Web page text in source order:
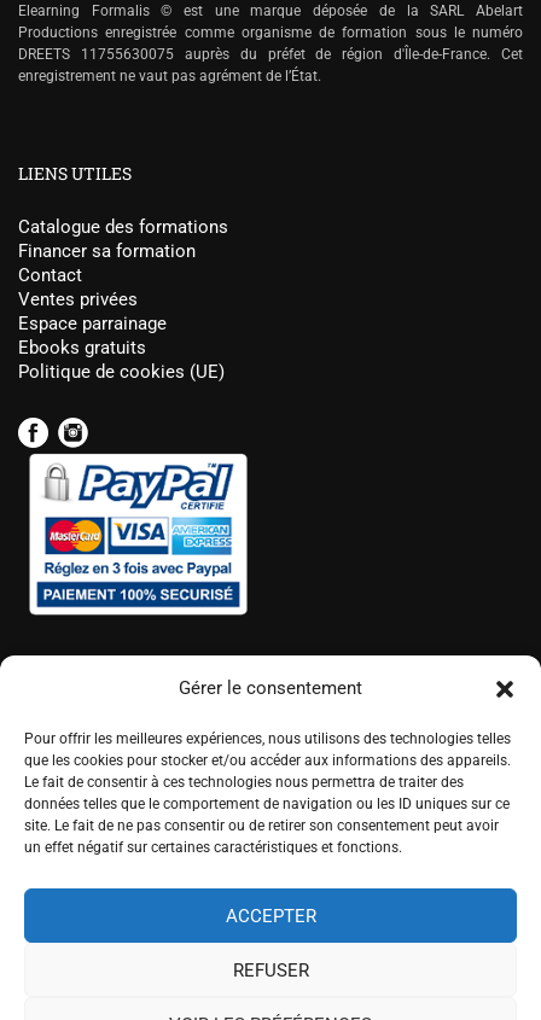
Gérer le consentement
Pour offrir les meilleures expériences, nous utilisons des technologies telles
que les cookies pour stocker et/ou accéder aux informations des appareils.
Le fait de consentir à ces technologies nous permettra de traiter des
données telles que le comportement de navigation ou les ID uniques sur ce
site. Le fait de ne pas consentir ou de retirer son consentement peut avoir
un effet négatif sur certaines caractéristiques et fonctions.
ACCEPTER
REFUSER
Elearning Formalis © est une marque déposée de la SARL Abelart
Productions enregistrée comme organisme de formation sous le numéro
DREETS 11755630075 auprès du préfet de région d'Île-de-France. Cet
enregistrement ne vaut pas agrément de l’État.
LIENS UTILES
Catalogue des formations
Financer sa formation
Contact
Ventes privées
Espace parrainage
Ebooks gratuits
Politique de cookies (UE)